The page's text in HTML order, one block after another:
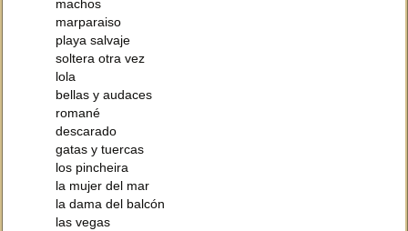
machos
marparaiso
playa salvaje
soltera otra vez
lola
bellas y audaces
romané
descarado
gatas y tuercas
los pincheira
la mujer del mar
la dama del balcón
las vegas